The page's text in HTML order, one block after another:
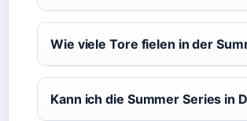
Wie viele Tore fielen in der
Kann ich die Summer Series in